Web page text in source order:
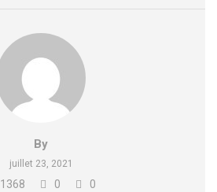
By
juillet 23, 2021
1368 0 0